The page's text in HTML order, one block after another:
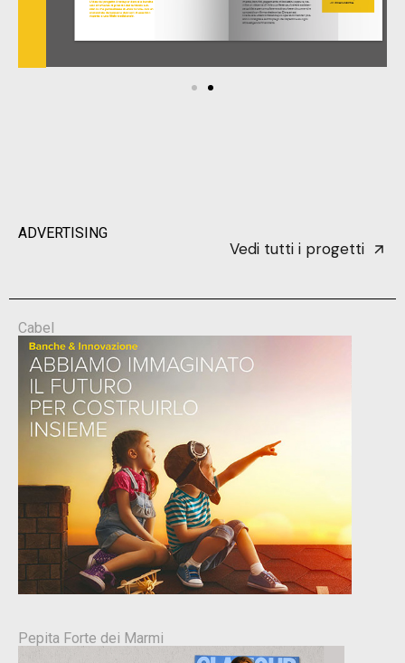
ADVERTISING
Vedi tutti i progetti
Cabel
Pepita Forte dei Marmi